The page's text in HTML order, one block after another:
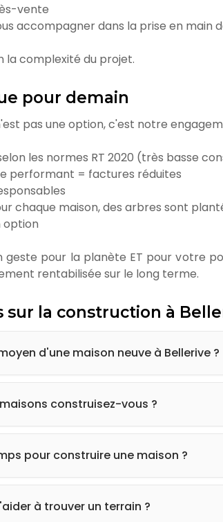
vente
accompagner dans la prise en main
la complexité du projet.
pour demain
pas une option, c'est notre
les normes RT 2020 (très basse
performant = factures réduites
chaque maison, des arbres sont
option
pour la planète ET pour votre
rentabilisée sur le long terme.
la construction à
d'une maison neuve à Bellerive ?
+ construction). Nous adaptons nos
construisez-vous ?
vos envies.
pour construire une maison ?
à trouver un terrain ?